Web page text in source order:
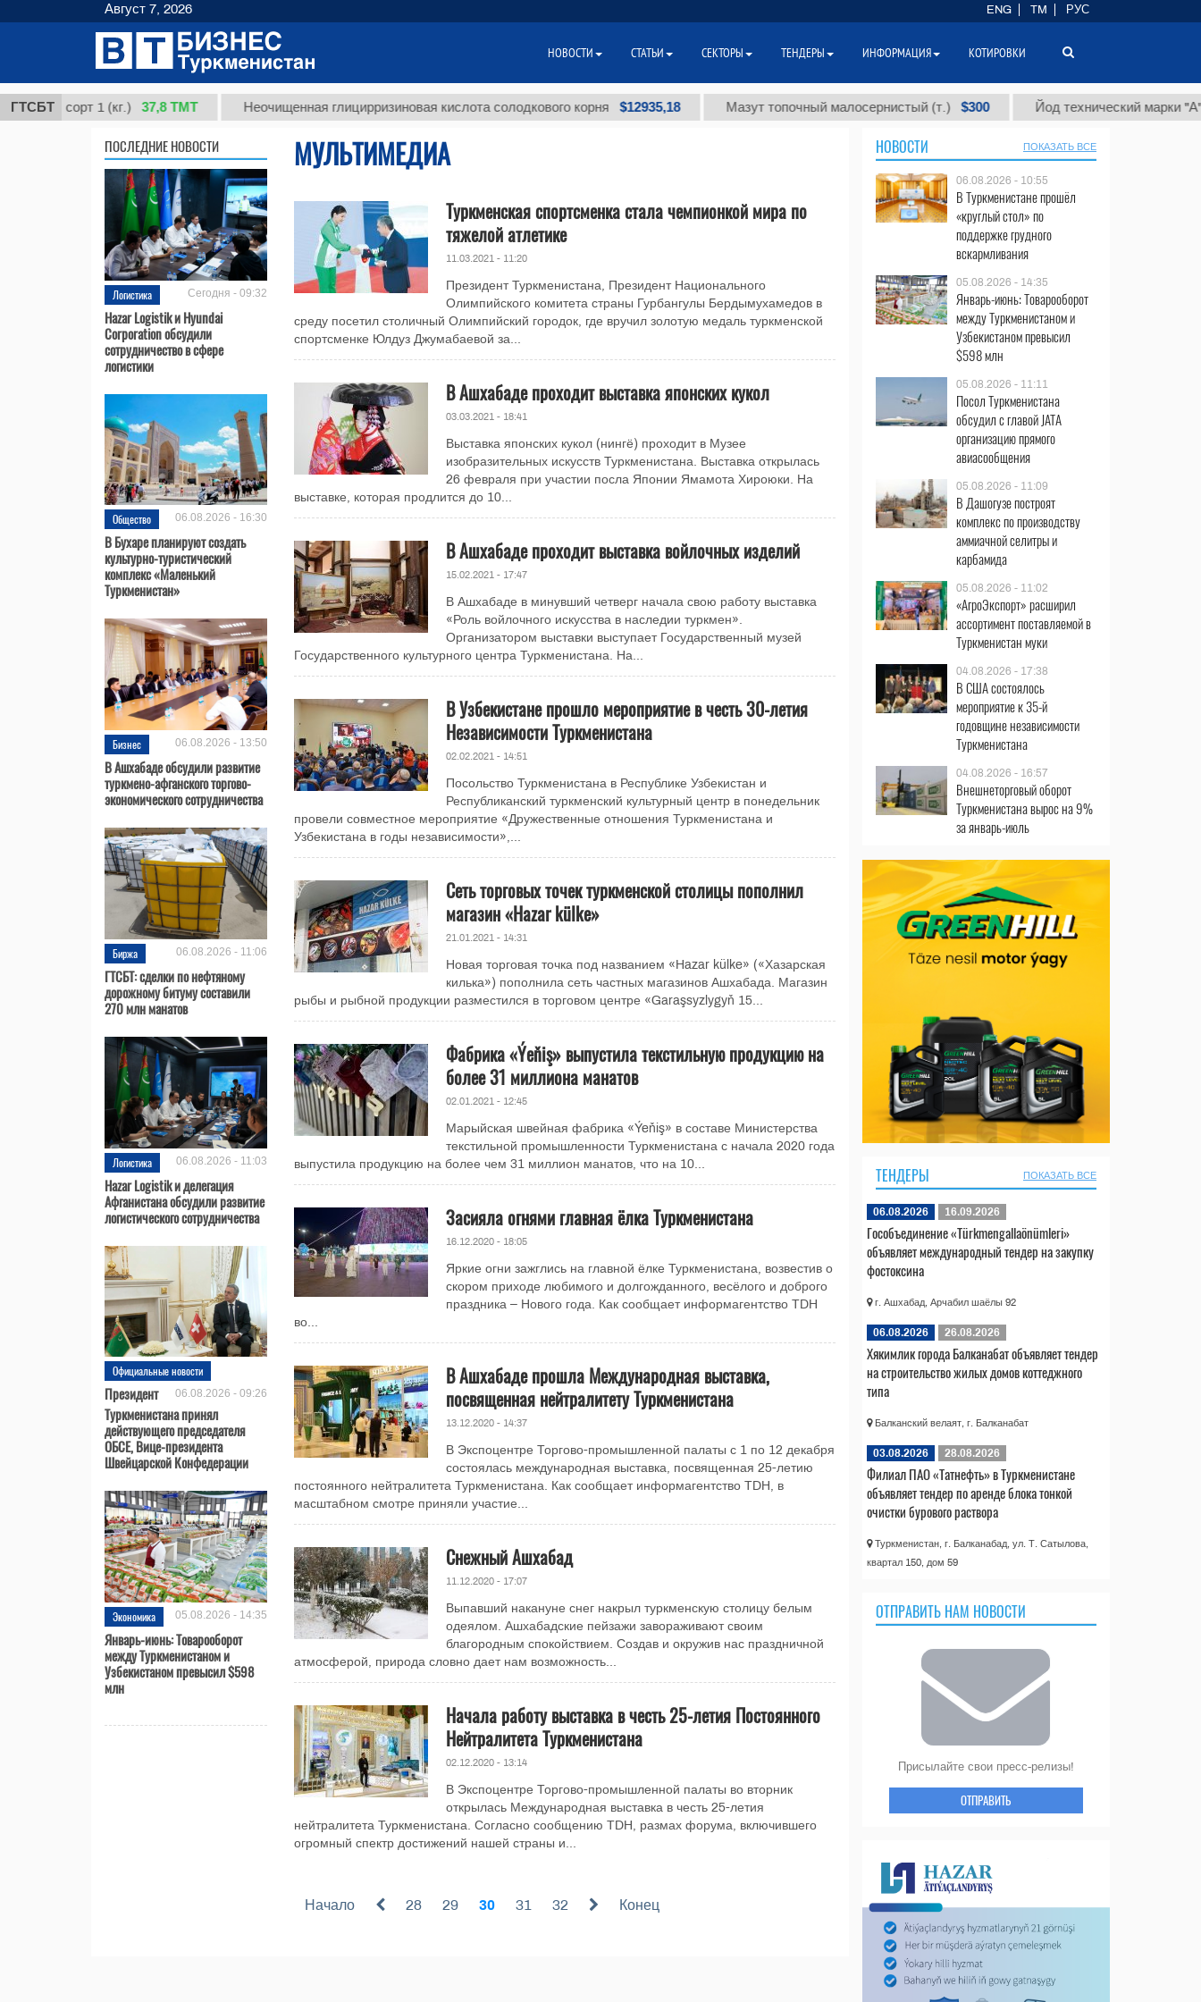
ГТСБТ
сорт 1 (кг.) 37,8 ТМТ Неочищенная глицирризиновая кислота солодкового корня $12935,18 Мазут топочный малосернистый (т.) $300 Йод технический марки "А" (т.)
ПОСЛЕДНИЕ НОВОСТИ
Логистика Сегодня - 09:32
Hazar Logistik и Hyundai
Corporation обсудили
сотрудничество в сфере
логистики
Общество 06.08.2026 - 16:30
В Бухаре планируют создать
культурно-туристический
комплекс «Маленький
Туркменистан»
Бизнес 06.08.2026 - 13:50
В Ашхабаде обсудили развитие
туркмено-афганского торгово-
экономического сотрудничества
Биржа 06.08.2026 - 11:06
ГТСБТ: сделки по нефтяному
дорожному битуму составили
270 млн манатов
Логистика 06.08.2026 - 11:03
Hazar Logistik и делегация
Афганистана обсудили развитие
логистического сотрудничества
Официальные новости
06.08.2026 - 09:26
Президент
Туркменистана принял
действующего председателя
ОБСЕ, Вице-президента
Швейцарской Конфедерации
Экономика 05.08.2026 - 14:35
Январь-июнь: Товарооборот
между Туркменистаном и
Узбекистаном превысил $598
млн
МУЛЬТИМЕДИА
Туркменская спортсменка стала чемпионкой мира по
тяжелой атлетике
11.03.2021 - 11:20
Президент Туркменистана, Президент Национального
Олимпийского комитета страны Гурбангулы Бердымухамедов в
среду посетил столичный Олимпийский городок, где вручил золотую медаль туркменской
спортсменке Юлдуз Джумабаевой за...
В Ашхабаде проходит выставка японских кукол
03.03.2021 - 18:41
Выставка японских кукол (нингё) проходит в Музее
изобразительных искусств Туркменистана. Выставка открылась
26 февраля при участии посла Японии Ямамота Хироюки. На
выставке, которая продлится до 10...
В Ашхабаде проходит выставка войлочных изделий
15.02.2021 - 17:47
В Ашхабаде в минувший четверг начала свою работу выставка
«Роль войлочного искусства в наследии туркмен».
Организатором выставки выступает Государственный музей
Государственного культурного центра Туркменистана. На...
В Узбекистане прошло мероприятие в честь 30-летия
Независимости Туркменистана
02.02.2021 - 14:51
Посольство Туркменистана в Республике Узбекистан и
Республиканский туркменский культурный центр в понедельник
провели совместное мероприятие «Дружественные отношения Туркменистана и
Узбекистана в годы независимости»,...
Сеть торговых точек туркменской столицы пополнил
магазин «Hazar külke»
21.01.2021 - 14:31
Новая торговая точка под названием «Hazar külke» («Хазарская
килька») пополнила сеть частных магазинов Ашхабада. Магазин
рыбы и рыбной продукции разместился в торговом центре «Garaşsyzlygyň 15...
Фабрика «Ýeňiş» выпустила текстильную продукцию на
более 31 миллиона манатов
02.01.2021 - 12:45
Марыйская швейная фабрика «Ýeňiş» в составе Министерства
текстильной промышленности Туркменистана с начала 2020 года
выпустила продукцию на более чем 31 миллион манатов, что на 10...
Засияла огнями главная ёлка Туркменистана
16.12.2020 - 18:05
Яркие огни зажглись на главной ёлке Туркменистана, возвестив о
скором приходе любимого и долгожданного, весёлого и доброго
праздника – Нового года. Как сообщает информагентство TDH
во...
В Ашхабаде прошла Международная выставка,
посвященная нейтралитету Туркменистана
13.12.2020 - 14:37
В Экспоцентре Торгово-промышленной палаты с 1 по 12 декабря
состоялась международная выставка, посвященная 25-летию
постоянного нейтралитета Туркменистана. Как сообщает информагентство TDH, в
масштабном смотре приняли участие...
Снежный Ашхабад
11.12.2020 - 17:07
Выпавший накануне снег накрыл туркменскую столицу белым
одеялом. Ашхабадские пейзажи завораживают своим
благородным спокойствием. Создав и окружив нас праздничной
атмосферой, природа словно дает нам возможность...
Начала работу выставка в честь 25-летия Постоянного
Нейтралитета Туркменистана
02.12.2020 - 13:14
В Экспоцентре Торгово-промышленной палаты во вторник
открылась Международная выставка в честь 25-летия
нейтралитета Туркменистана. Согласно сообщению TDH, размах форума, включившего
огромный спектр достижений нашей страны и...
Начало 28 29 30 31 32 Конец
НОВОСТИ ПОКАЗАТЬ ВСЕ
06.08.2026 - 10:55
В Туркменистане прошёл
«круглый стол» по
поддержке грудного
вскармливания
05.08.2026 - 14:35
Январь-июнь: Товарооборот
между Туркменистаном и
Узбекистаном превысил
$598 млн
05.08.2026 - 11:11
Посол Туркменистана
обсудил с главой JATA
организацию прямого
авиасообщения
05.08.2026 - 11:09
В Дашогузе построят
комплекс по производству
аммиачной селитры и
карбамида
05.08.2026 - 11:02
«АгроЭкспорт» расширил
ассортимент поставляемой в
Туркменистан муки
04.08.2026 - 17:38
В США состоялось
мероприятие к 35-й
годовщине независимости
Туркменистана
04.08.2026 - 16:57
Внешнеторговый оборот
Туркменистана вырос на 9%
за январь-июль
ТЕНДЕРЫ ПОКАЗАТЬ ВСЕ
06.08.2026 16.09.2026
Гособъединение «Türkmengallaönümleri»
объявляет международный тендер на закупку
фостоксина
г. Ашхабад, Арчабил шаёлы 92
06.08.2026 26.08.2026
Хякимлик города Балканабат объявляет тендер
на строительство жилых домов коттеджного
типа
Балканский велаят, г. Балканабат
03.08.2026 28.08.2026
Филиал ПАО «Татнефть» в Туркменистане
объявляет тендер по аренде блока тонкой
очистки бурового раствора
Туркменистан, г. Балканабад, ул. Т. Сатылова,
квартал 150, дом 59
ОТПРАВИТЬ НАМ НОВОСТИ
Присылайте свои пресс-релизы!
ОТПРАВИТЬ
Август 7, 2026 ENG TM РУС
НОВОСТИ СТАТЬИ СЕКТОРЫ ТЕНДЕРЫ ИНФОРМАЦИЯ КОТИРОВКИ